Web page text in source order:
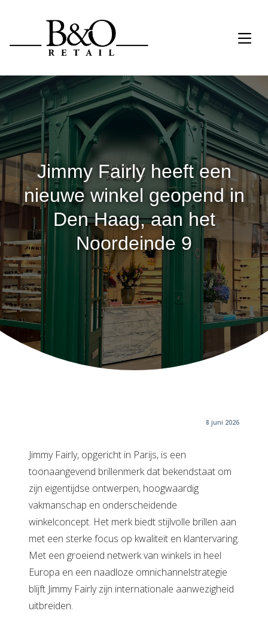
Jimmy Fairly heeft een
nieuwe winkel geopend in
Den Haag, aan het
Noordeinde 9
8 juni 2026
Jimmy Fairly, opgericht in Parijs, is een
toonaangevend brillenmerk dat bekendstaat om
zijn eigentijdse ontwerpen, hoogwaardig
vakmanschap en onderscheidende
winkelconcept. Het merk biedt stijlvolle brillen aan
met een sterke focus op kwaliteit en klantervaring.
Met een groeiend netwerk van winkels in heel
Europa en een naadloze omnichannelstrategie
blijft Jimmy Fairly zijn internationale aanwezigheid
uitbreiden.